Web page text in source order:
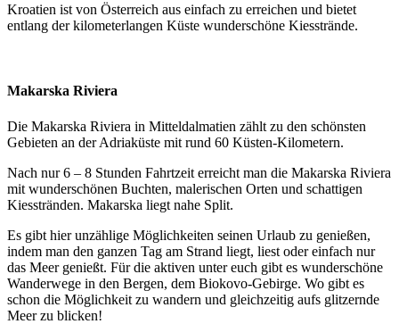
Kroatien ist von Österreich aus einfach zu erreichen und bietet
entlang der kilometerlangen Küste wunderschöne Kiesstrände.
Makarska Riviera
Die Makarska Riviera in Mitteldalmatien zählt zu den schönsten
Gebieten an der Adriaküste mit rund 60 Küsten-Kilometern.
Nach nur 6 – 8 Stunden Fahrtzeit erreicht man die Makarska Riviera
mit wunderschönen Buchten, malerischen Orten und schattigen
Kiesstränden. Makarska liegt nahe Split.
Es gibt hier unzählige Möglichkeiten seinen Urlaub zu genießen,
indem man den ganzen Tag am Strand liegt, liest oder einfach nur
das Meer genießt. Für die aktiven unter euch gibt es wunderschöne
Wanderwege in den Bergen, dem Biokovo-Gebirge. Wo gibt es
schon die Möglichkeit zu wandern und gleichzeitig aufs glitzernde
Meer zu blicken!